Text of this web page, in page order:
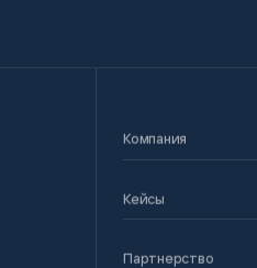
Компания
Кейсы
Партнерство